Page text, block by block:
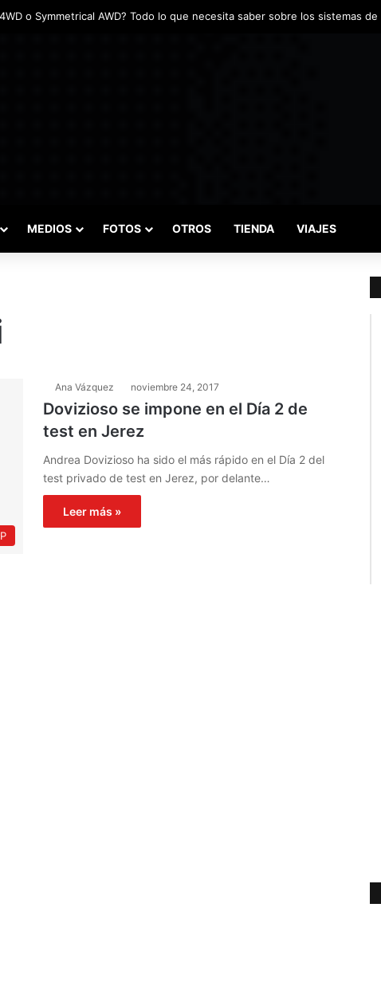
MEDIOS FOTOS OTROS TIENDA VIAJES
Ana Vázquez noviembre 24, 2017
Dovizioso se impone en el Día 2 de
test en Jerez
Andrea Dovizioso ha sido el más rápido en el Día 2 del
test privado de test en Jerez, por delante…
Leer más »